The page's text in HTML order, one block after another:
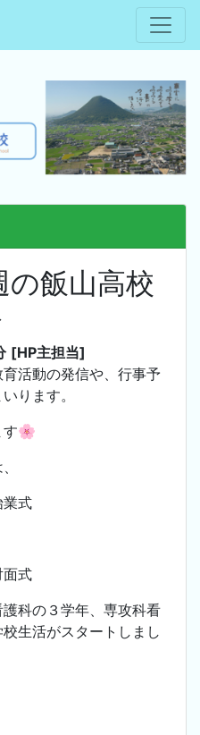
飯山高校
[HP主担当]
活動の発信や、行事予
ります。
す🌸
業式
面式
科の３学年、専攻科看
生活がスタートしまし